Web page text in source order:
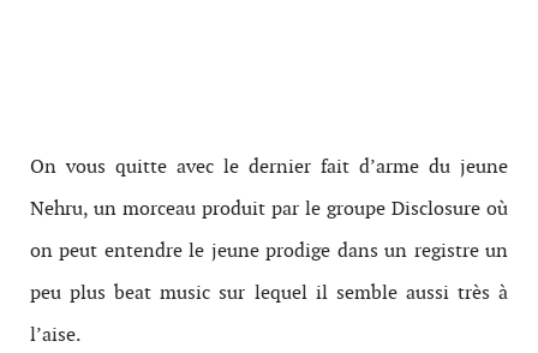
On vous quitte avec le dernier fait d’arme du jeune
Nehru, un morceau produit par le groupe Disclosure où
on peut entendre le jeune prodige dans un registre un
peu plus beat music sur lequel il semble aussi très à
l’aise.